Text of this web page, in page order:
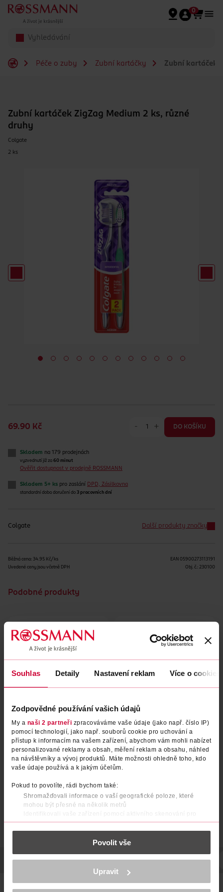
Souhlas Detaily Nastavení reklam Více o cookies
Zodpovědné používání vašich údajů
My a naši 2 partneři zpracováváme vaše údaje (jako např. číslo IP)
pomocí technologií, jako např. souborů cookie pro uchování a
přístup k informacím na vašem zařízení, abychom vám mohli nabízet
personalizované reklamy a obsah, měření reklam a obsahu, náhled
na návštěvníky a vývoj produktů. Máte možnosti ohledně toho, kdo
vaše údaje používá a k jakým účelům.
Pokud to povolíte, rádi bychom také:
Shromažďovali informace o vaší geografické poloze, které
mohou být přesné na několik metrů
Identifikovali vaše zařízení pomocí aktivního skenování pro
konkrétní charakteristiky (otisk prstu)
Zjistěte více o tom, jak zpracováváme vaše osobní údaje, a nastavte
části s podrobnostmi . Svůj souhlas můžete kdykoliv
K provozu stránek, personalizaci obsahu a reklam, funkcí sociálních
médií, analýze návštěvnosti, které mohou nést osobní údaje.
Více najdete vprohlášení o ochraně osobních údajů.
Povolit vše
Upravit
Přeskočit na hlavmní obsah
0
Péče o zuby Zubní kartáčky Zubní kartáček
Zubní kartáček ZigZag Medium 2 ks, různé
druhy
Colgate
2 ks
69.90 Kč - + DO KOŠÍKU
Skladem na 179 prodejnách
vyzvednutí již za 60 minut
Ověřit dostupnost v prodejně ROSSMANN
Skladem 5+ ks pro zaslání DPD, Zásilkovna
standardní doba doručení do 3 pracovních dní
Colgate Další produkty značky
Běžná cena: 34.95 Kč/ks
Uvedené ceny jsou včetně DPH
EAN 05900273113191
Obj. č.: 230100
Podobné produkty
Zubní kartáček High Density
Charcoal Soft 2 ks, různé
druhy
Colgate
79.90 Kč
DO KOŠÍKU
Obj. č.: 1031690
Jednosvazkový zubní kartáček
Compact Tuft, různé druhy
TePe
Obj. č.: 1030037
POPIS POUŽITÍ POČET NÁZEV VÝROBCE/DODAVATELE
Dopřejte si pocit zářivého a sebevědomého úsměvu se